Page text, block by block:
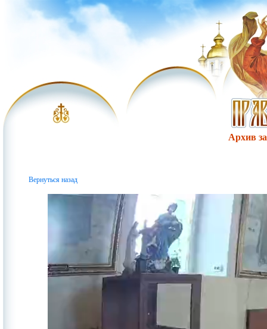
Архив
Вернуться назад